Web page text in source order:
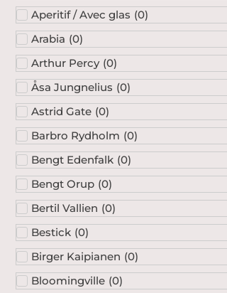
Aperitif / Avec glas (0)
Arabia (0)
Arthur Percy (0)
Åsa Jungnelius (0)
Astrid Gate (0)
Barbro Rydholm (0)
Bengt Edenfalk (0)
Bengt Orup (0)
Bertil Vallien (0)
Bestick (0)
Birger Kaipianen (0)
Bloomingville (0)